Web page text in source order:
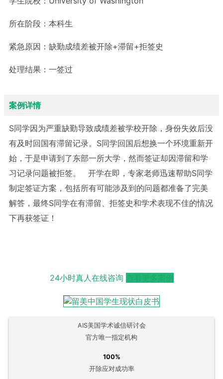
所在阶段： 本科生
紧急原因： 缺勤成绩差被开除+滞留+拒签史
处理结果： 一签过
案例详情
S同学因为严重缺勤导致成绩差被学校开除，身份失效后没
有及时回国有滞留记录。S同学回国后想换一个环境重新开
始，于是申请到了东部一所大学，然而签证却因滞留和学
习记录问题被拒签。 开学在即，专家老师迅速帮助S同学
制定签证方案，包括所有可能涉及到的问题都准备了完美
解答，最终S同学在有滞留、拒签史和学术表现不佳的情况
下再获签证！
24小时真人在线咨询
AIS美国学术诚信研讨会
官方唯一指定机构
100%
开除应对成功率